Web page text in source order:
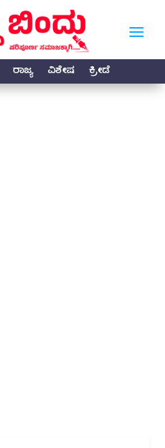
ರಾಜ್ಯ ವಿಶೇಷ ಕ್ರೀಡೆ